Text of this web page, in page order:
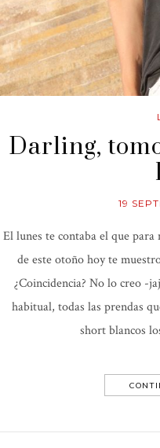
Darling,
19
El lunes te contaba el que
de este otoño hoy te
¿Coincidencia? No lo creo -
habitual, todas las prendas
short blancos